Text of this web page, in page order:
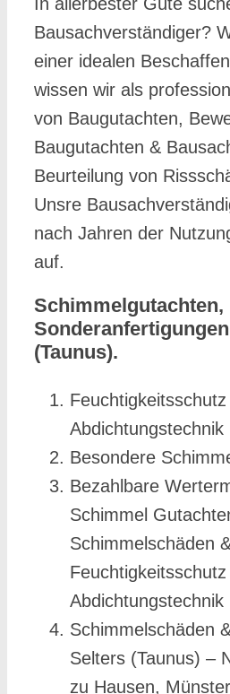
Bausachverständiger?
einer idealen
wissen wir als
von Baugutachten,
Baugutachten &
Beurteilung von
Unsre
nach Jahren der
auf.
Schimmelgutachten,
(Taunus).
Feuchtigkeitsschutz
Abdichtungstechnik
Besondere
Bezahlbare
Schimmel
Schimmelschäden
Feuchtigkeitsschutz
Abdichtungstechnik
Schimmelschäden
Selters (Taunus) –
zu Hausen,